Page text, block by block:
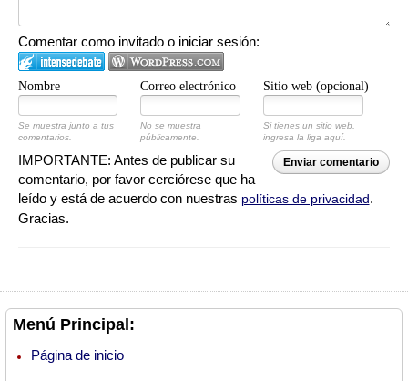
Comentar como invitado o iniciar sesión:
Nombre Correo electrónico Sitio web (opcional)
Se muestra junto a tus
comentarios.
No se muestra
públicamente.
Si tienes un sitio web,
ingresa la liga aquí.
Enviar comentario
IMPORTANTE: Antes de publicar su
comentario, por favor cerciórese que ha
leído y está de acuerdo con nuestras políticas de privacidad.
Gracias.
Menú Principal:
Página de inicio